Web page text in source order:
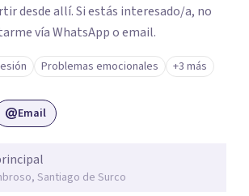
desde allí. Si estás interesado/a, no
vía WhatsApp o email.
Problemas emocionales +3 más
Email
Santiago de Surco